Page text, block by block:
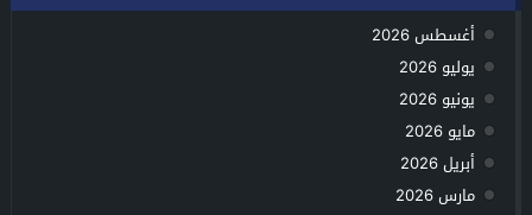
أغسطس 2026
يوليو 2026
يونيو 2026
مايو 2026
أبريل 2026
مارس 2026